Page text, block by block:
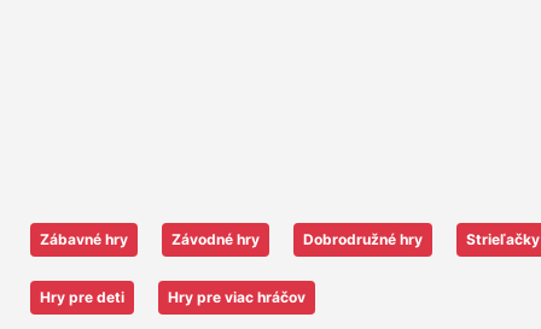
Zábavné hry Závodné hry Dobrodružné hry Strieľačky
Hry pre deti Hry pre viac hráčov